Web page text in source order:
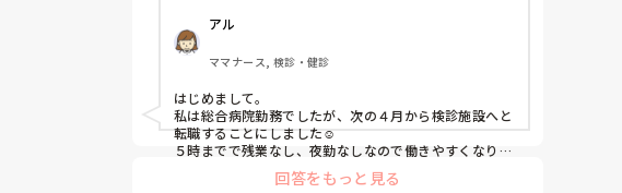
・とりあえず外来や健診センターで我慢する
アル
ママナース, 検診・健診
はじめまして。
私は総合病院勤務でしたが、次の４月から検診施設へと
転職することにしました☺️
５時までで残業なし、夜勤なしなので働きやすくなりそ
うです☺️お子さん小さいと悩みますよね😢
回答をもっと見る